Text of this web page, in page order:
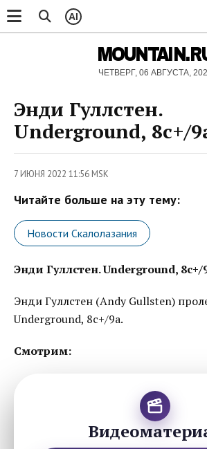
AI
ЧЕТВЕРГ, 06 АВГУСТА,
Энди Гуллстен.
Underground, 8c+/
7 ИЮНЯ 2022 11:56 MSK
Читайте больше на эту тему:
Новости Скалолазания
Энди Гуллстен. Underground, 8c+/
Энди Гуллстен (Andy Gullsten)
Underground, 8c+/9a.
Смотрим: